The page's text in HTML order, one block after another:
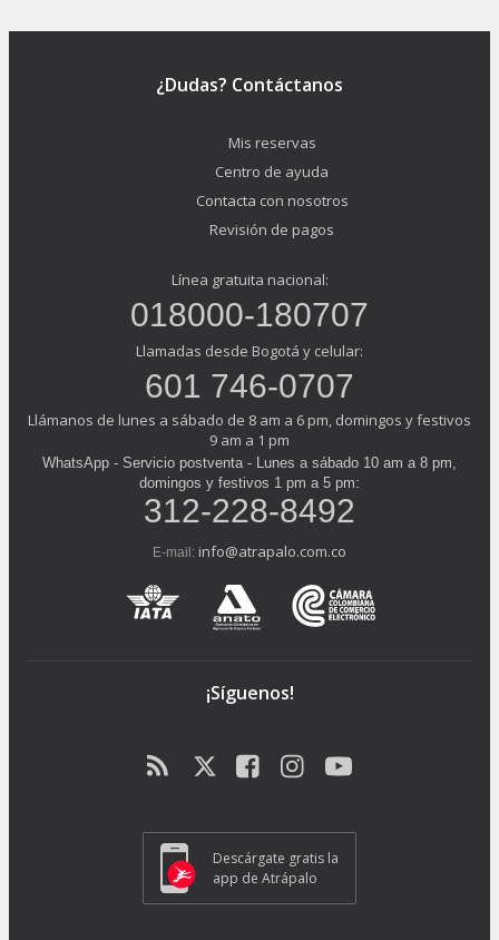
¿Dudas? Contáctanos
Mis reservas
Centro de ayuda
Contacta con nosotros
Revisión de pagos
Línea gratuita nacional:
018000-180707
Llamadas desde Bogotá y celular:
601 746-0707
Llámanos de lunes a sábado de 8 am a 6 pm, domingos y festivos
9 am a 1 pm
WhatsApp - Servicio postventa - Lunes a sábado 10 am a 8 pm,
domingos y festivos 1 pm a 5 pm:
312-228-8492
E-mail: info@atrapalo.com.co
¡Síguenos!
Descárgate gratis la
app de Atrápalo